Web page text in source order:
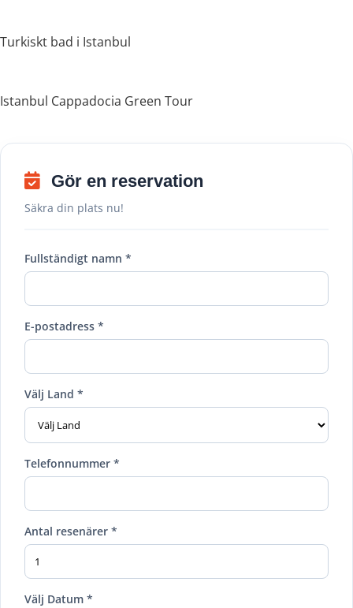
Turkiskt bad i Istanbul
Istanbul Cappadocia Green Tour
Gör en reservation
Säkra din plats nu!
Fullständigt namn *
E-postadress *
Välj Land *
Telefonnummer *
Antal resenärer *
Välj Datum *